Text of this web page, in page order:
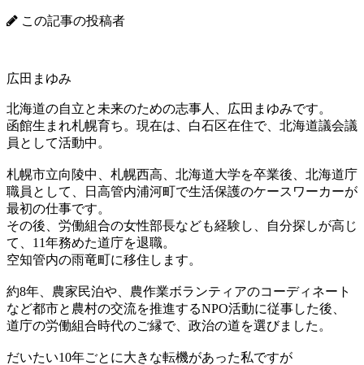
この記事の投稿者
広田まゆみ
北海道の自立と未来のための志事人、広田まゆみです。
函館生まれ札幌育ち。現在は、白石区在住で、北海道議会議
員として活動中。
札幌市立向陵中、札幌西高、北海道大学を卒業後、北海道庁
職員として、日高管内浦河町で生活保護のケースワーカーが
最初の仕事です。
その後、労働組合の女性部長なども経験し、自分探しが高じ
て、11年務めた道庁を退職。
空知管内の雨竜町に移住します。
約8年、農家民泊や、農作業ボランティアのコーディネート
など都市と農村の交流を推進するNPO活動に従事した後、
道庁の労働組合時代のご縁で、政治の道を選びました。
だいたい10年ごとに大きな転機があった私ですが